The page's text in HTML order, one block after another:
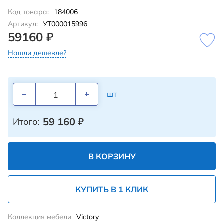
Код товара:
184006
Артикул: УТ000015996
59160 ₽
Нашли дешевле?
шт
Итого: 59 160 ₽
В КОРЗИНУ
КУПИТЬ В 1 КЛИК
Коллекция мебели Victory